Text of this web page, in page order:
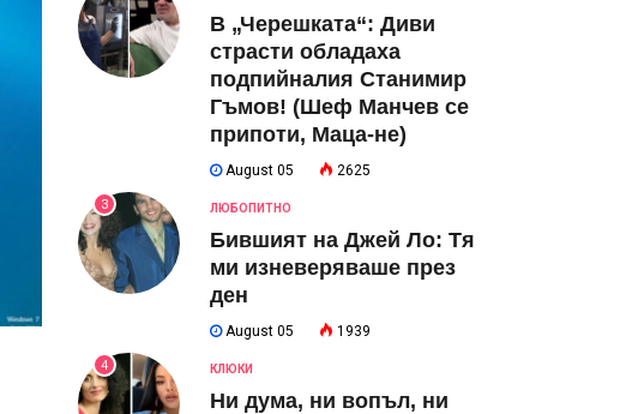
В „Черешката“: Диви
страсти обладаха
подпийналия Станимир
Гъмов! (Шеф Манчев се
припоти, Маца-не)
August 05 2625
3 ЛЮБОПИТНО
Бившият на Джей Ло: Тя
ми изневеряваше през
ден
August 05 1939
4 КЛЮКИ
Ни дума, ни вопъл, ни